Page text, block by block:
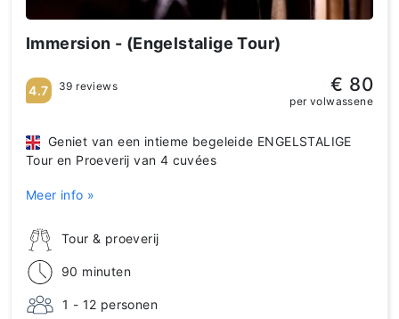
Immersion - (Engelstalige Tour)
Tour & proeverij
90 minuten
1 - 12 personen
Geniet van een intieme begeleide ENGELSTALIGE
Tour en Proeverij van 4 cuvées
Meer info »
4.7 39 reviews € 80
per volwassene